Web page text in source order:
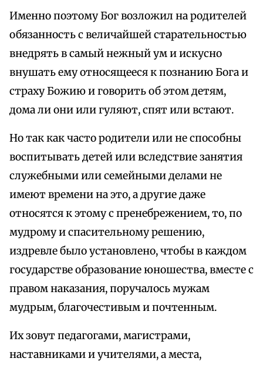
Именно поэтому Бог возложил на родителей
обязанность с величайшей старательностью
внедрять в самый нежный ум и искусно
внушать ему относящееся к познанию Бога и
страху Божию и говорить об этом детям,
дома ли они или гуляют, спят или встают.
Но так как часто родители или не способны
воспитывать детей или вследствие занятия
служебными или семейными делами не
имеют времени на это, а другие даже
относятся к этому с пренебрежением, то, по
мудрому и спасительному решению,
издревле было установлено, чтобы в каждом
государстве образование юношества, вместе с
правом наказания, поручалось мужам
мудрым, благочестивым и почтенным.
Их зовут педагогами, магистрами,
наставниками и учителями, а места,